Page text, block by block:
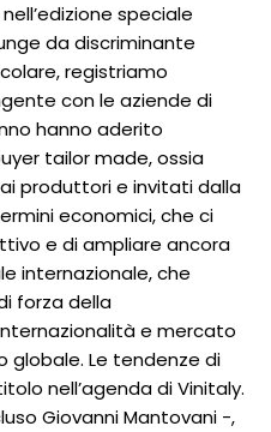
speciale
da discriminante
registriamo
con le aziende di
hanno aderito
tailor made, ossia
produttori e invitati dalla
economici, che ci
e di ampliare ancora
internazionale, che
forza della
e mercato
globale. Le tendenze di
nell’agenda di Vinitaly.
Giovanni Mantovani -,